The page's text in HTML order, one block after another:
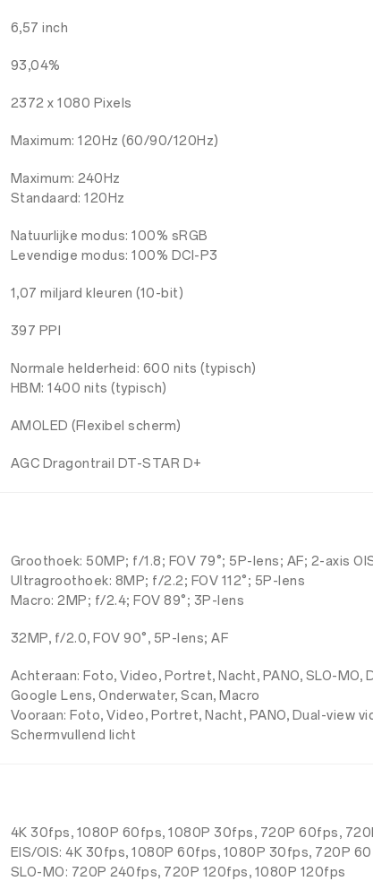
6,57 inch
93,04%
2372 x 1080 Pixels
Maximum: 120Hz (60/90/120Hz)
Maximum: 240Hz
Standaard: 120Hz
Natuurlijke modus: 100% sRGB
Levendige modus: 100% DCI-P3
1,07 miljard kleuren (10-bit)
397 PPI
Normale helderheid: 600 nits (typisch)
HBM: 1400 nits (typisch)
AMOLED (Flexibel scherm)
AGC Dragontrail DT-STAR D+
Groothoek: 50MP; f/1.8; FOV 79°; 5P-lens; AF; 2-axis
Ultragroothoek: 8MP; f/2.2; FOV 112°; 5P-lens
Macro: 2MP; f/2.4; FOV 89°; 3P-lens
32MP, f/2.0, FOV 90°, 5P-lens; AF
Achteraan: Foto, Video, Portret, Nacht, PANO, SLO-MO,
Google Lens, Onderwater, Scan, Macro
Vooraan: Foto, Video, Portret, Nacht, PANO, Dual-view
Schermvullend licht
4K 30fps, 1080P 60fps, 1080P 30fps, 720P 60fps,
EIS/OIS: 4K 30fps, 1080P 60fps, 1080P 30fps, 720P
SLO-MO: 720P 240fps, 720P 120fps, 1080P 120fps